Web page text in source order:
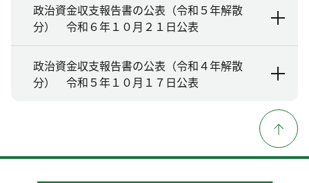
政治資金収支報告書の公表（令和５年解散
分） 令和６年１０月２１日公表
政治資金収支報告書の公表（令和４年解散
分） 令和５年１０月１７日公表